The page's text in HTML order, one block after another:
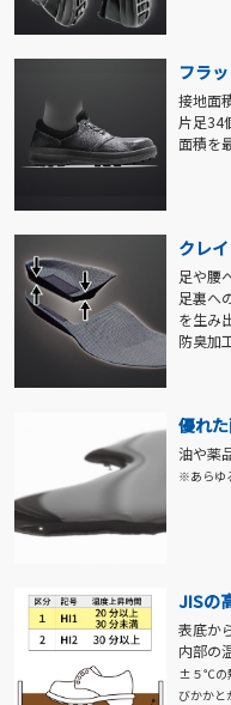
フラ
接地面
片足34
面積を
クレ
足や腰
足裏へ
を生み
防臭加
優れ
油や薬
※あらゆ
JISの
表底か
内部の
±５℃の
びかかと